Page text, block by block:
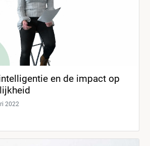
en de impact op
2022